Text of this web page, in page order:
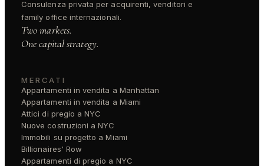
Consulenza privata per acquirenti, venditori e
family office internazionali.
Two markets.
One capital strategy.
MERCATI
Appartamenti in vendita a Manhattan
Appartamenti in vendita a Miami
Attici di pregio a NYC
Nuove costruzioni a NYC
Immobili su progetto a Miami
Billionaires' Row
Appartamenti di pregio a NYC